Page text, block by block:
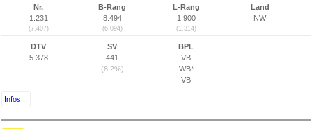
Nr.
1.231
(7.407)
B-Rang
8.494
(6.094)
L-Rang
1.900
(1.314)
Land
NW
DTV
5.378
SV
441
(8,2%)
BPL
VB
WB*
VB
Infos...